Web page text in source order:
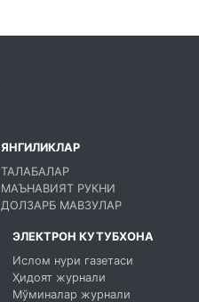
ЯНГИЛИКЛАР
ТАЛАБАЛАР
МАЪНАВИЯТ РУКНИ
ДОЛЗАРБ МАВЗУЛАР
ЭЛЕКТРОН КУТУБХОНА
Ислом нури газетаси
Ҳидоят журнали
Мўминалар журнали